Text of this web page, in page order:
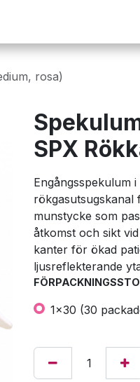
rosa)
SPX
Engångsspekulum
munstycke som
åtkomst och sikt
kanter för ökad
ljusreflekterande
1x30 (30